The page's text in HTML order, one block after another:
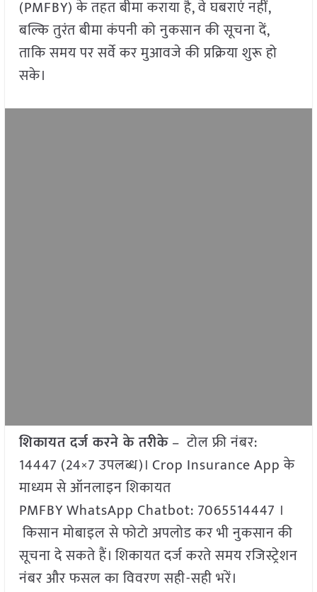
(PMFBY) के तहत बीमा कराया है, वे घबराएं नहीं,
बल्कि तुरंत बीमा कंपनी को नुकसान की सूचना दें,
ताकि समय पर सर्वे कर मुआवजे की प्रक्रिया शुरू हो
सके।
शिकायत दर्ज करने के तरीके– टोल फ्री नंबर:
14447 (24×7 उपलब्ध)। Crop Insurance App के
माध्यम से ऑनलाइन शिकायत
PMFBY WhatsApp Chatbot: 7065514447 ।
किसान मोबाइल से फोटो अपलोड कर भी नुकसान की
सूचना दे सकते हैं। शिकायत दर्ज करते समय रजिस्ट्रेशन
नंबर और फसल का विवरण सही-सही भरें।